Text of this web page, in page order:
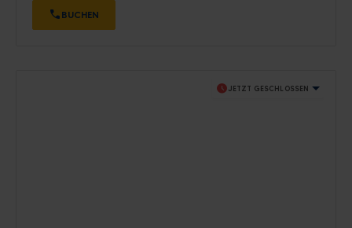
BUCHEN
scheduleJETZT GESCHLOSSEN